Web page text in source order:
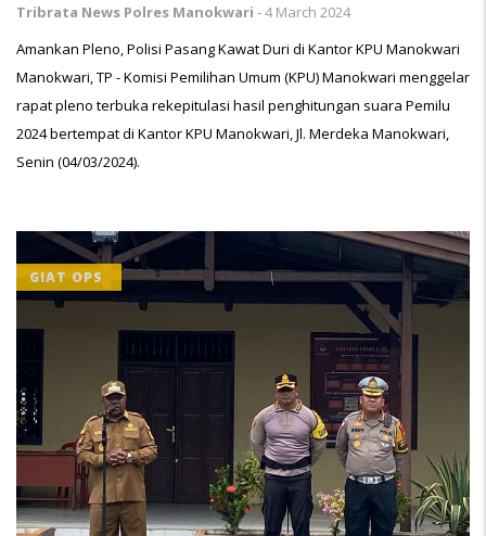
Tribrata News Polres Manokwari -4 March 2024
Amankan Pleno, Polisi Pasang Kawat Duri di Kantor KPU Manokwari
Manokwari, TP - Komisi Pemilihan Umum (KPU) Manokwari menggelar
rapat pleno terbuka rekepitulasi hasil penghitungan suara Pemilu
2024 bertempat di Kantor KPU Manokwari, Jl. Merdeka Manokwari,
Senin (04/03/2024).
GIAT OPS